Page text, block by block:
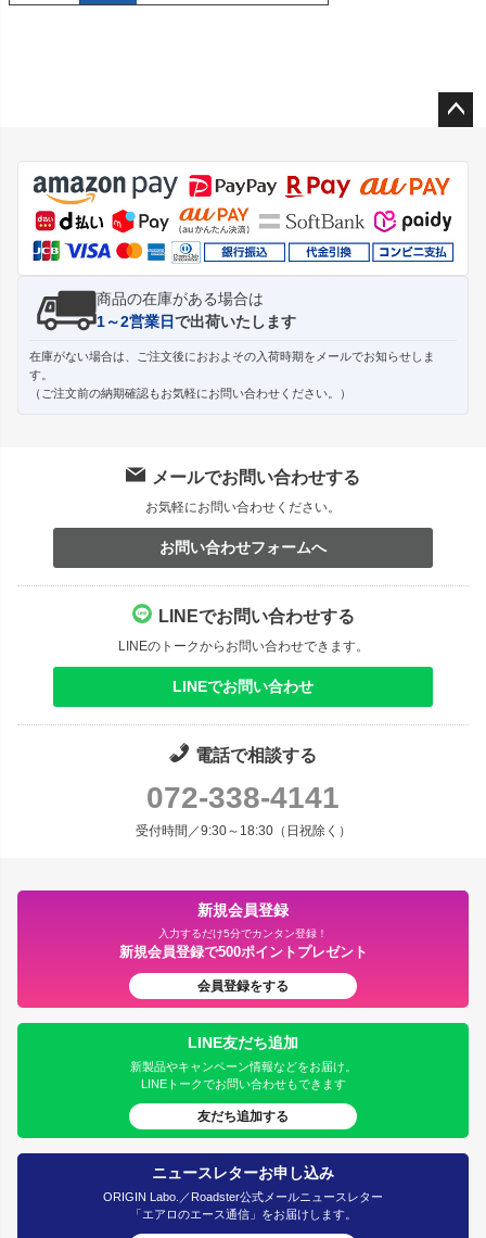
ジト
ップ
へ
商品の在庫がある場合は
1～2営業日で出荷いたします
在庫がない場合は、ご注文後におおよその入荷時期をメールでお知らせしま
す。
（ご注文前の納期確認もお気軽にお問い合わせください。）
メールでお問い合わせする
お気軽にお問い合わせください。
お問い合わせフォームへ
LINEでお問い合わせする
LINEのトークからお問い合わせできます。
LINEでお問い合わせ
電話で相談する
072-338-4141
受付時間／9:30～18:30（日祝除く）
新規会員登録
入力するだけ5分でカンタン登録！
新規会員登録で500ポイントプレゼント
会員登録をする
LINE友だち追加
新製品やキャンペーン情報などをお届け。
LINEトークでお問い合わせもできます
友だち追加する
ニュースレターお申し込み
ORIGIN Labo.／Roadster公式メールニュースレター
「エアロのエース通信」をお届けします。